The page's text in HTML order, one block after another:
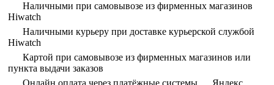
Наличными при самовывозе из фирменных магазинов
Hiwatch
Наличными курьеру при доставке курьерской службой
Hiwatch
Картой при самовывозе из фирменных магазинов или
пункта выдачи заказов